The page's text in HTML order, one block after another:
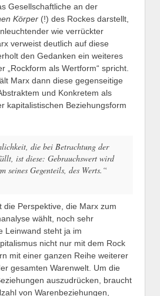
Gesellschaftliche an der
Körper (!) des Rockes darstellt,
wie verrückter
verweist deutlich auf diese
den Gedanken ein weiteres
„Rockform als Wertform“ spricht.
Marx dann diese gegenseitige
und Konkretem als
kapitalistischen Beziehungsform
die bei Betrachtung der
ist diese: Gebrauchswert wird
seines Gegenteils, des Werts.“
die Perspektive, die Marx zum
wählt, noch sehr
Leinwand steht ja im
nicht nur mit dem Rock
mit einer ganzen Reihe weiterer
gesamten Warenwelt. Um die
auszudrücken, braucht
von Warenbeziehungen,